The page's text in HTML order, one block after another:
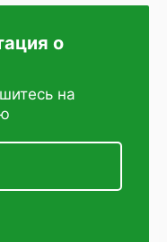
о
на